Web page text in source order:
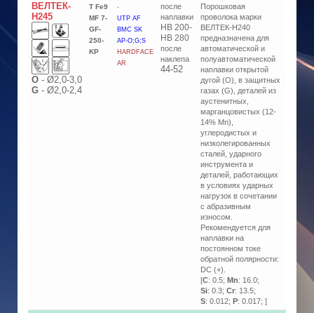
ВЕЛТЕК-
Н245
О - Ø2,0-3,0
G - Ø2,0-2,4
T Fe9
MF 7-
GF-
250-
KP
-
UTP AF
BMC SK
AP-O;G;S
HARDFACE
AR
после
наплавки
HB 200-
HB 280
после
наклепа
44-52
Порошковая
проволока марки
ВЕЛТЕК-Н240
предназначена для
автоматической и
полуавтоматической
наплавки открытой
дугой (O), в защитных
газах (G), деталей из
аустенитных,
марганцовистых (12-
14% Mn),
углеродистых и
низколегированных
сталей, ударного
инструмента и
деталей, работающих
в условиях ударных
нагрузок в сочетании
с абразивным
износом.
Рекомендуется для
наплавки на
постоянном токе
обратной полярности:
DC (+).
[C: 0.5; Mn: 16.0;
Si: 0.3; Cr: 13.5;
S: 0.012; P: 0.017; ]